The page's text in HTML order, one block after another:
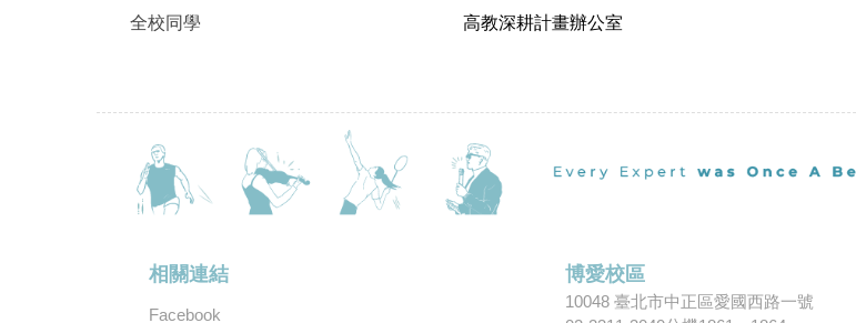
全校同學 高教深耕計畫辦公室
相關連結
Facebook
博愛校區
10048 臺北市中正區愛國西路一號